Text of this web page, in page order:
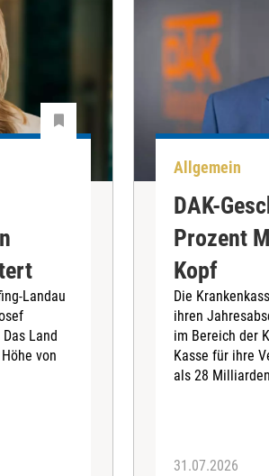
Landau
Land
von
Allgemein
DAK-
Prozent
Kopf
Die
ihren
im Bereich der
Kasse für ihre
als 28
31.07.2026